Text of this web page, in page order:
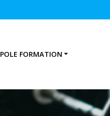
POLE FORMATION